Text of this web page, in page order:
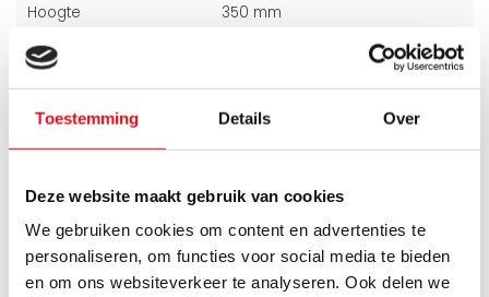
Toestemming Details Over
Deze website maakt gebruik van cookies
We gebruiken cookies om content en advertenties te
personaliseren, om functies voor social media te bieden
en om ons websiteverkeer te analyseren. Ook delen we
Hoogte 350 mm
Breedte
Heb je een vraag over dit product ?
Simon helpt je graag en kan al je vragen beantwoorden.